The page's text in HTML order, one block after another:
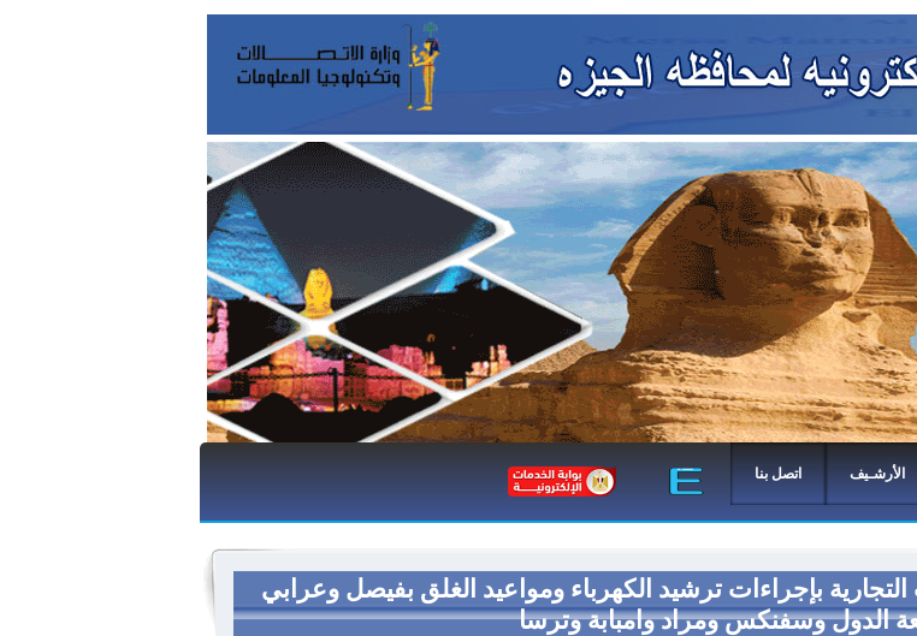
الأرشـيف اتصل بنا
بإجراءات ترشيد الكهرباء ومواعيد الغلق بفيصل وعرابي
الدول وسفنكس ومراد وامبابة وترسا